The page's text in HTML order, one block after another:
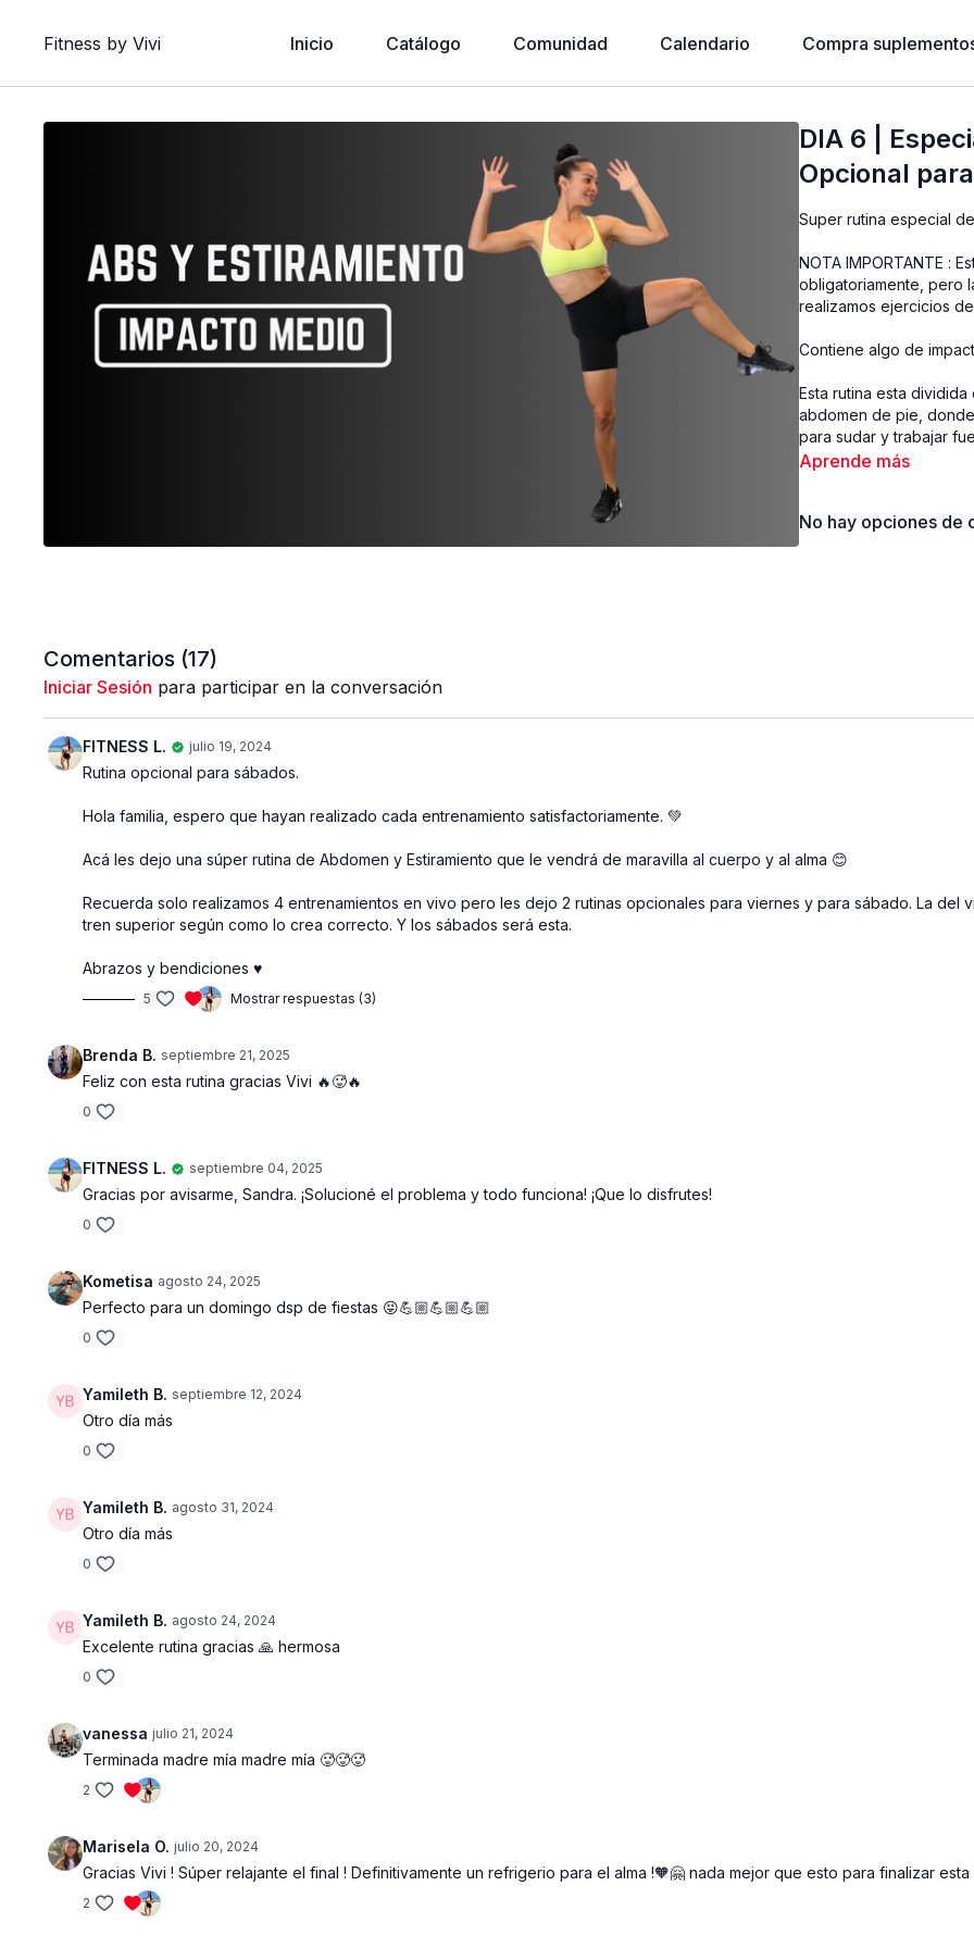
Fitness by Vivi Inicio Catálogo Comunidad Calendario Compra
DIA 6 |
Opcional
Super rutina especial
NOTA IMPORTANTE :
obligatoriamente, pero
realizamos ejercicios
Contiene algo de
Esta rutina esta
abdomen de pie,
para sudar y trabajar
rutina estilo pilates
solo con nuestro peso
Aprende más
No hay opciones de
Comentarios (17)
Iniciar Sesión para participar en la conversación
FITNESS L. julio 19, 2024
Rutina opcional para sábados.
Hola familia, espero que hayan realizado cada entrenamiento satisfactoriamente. 💚
Acá les dejo una súper rutina de Abdomen y Estiramiento que le vendrá de maravilla al cuerpo y al alma 😊
Recuerda solo realizamos 4 entrenamientos en vivo pero les dejo 2 rutinas opcionales para viernes y para sábado. La del
tren superior según como lo crea correcto. Y los sábados será esta.
Abrazos y bendiciones ♥️
5 Mostrar respuestas (3)
Brenda B. septiembre 21, 2025
Feliz con esta rutina gracias Vivi 🔥🥵🔥
0
FITNESS L. septiembre 04, 2025
Gracias por avisarme, Sandra. ¡Solucioné el problema y todo funciona! ¡Que lo disfrutes!
0
Kometisa agosto 24, 2025
Perfecto para un domingo dsp de fiestas 😝💪🏼💪🏼💪🏼
0
Yamileth B. septiembre 12, 2024
Otro día más
0
Yamileth B. agosto 31, 2024
Otro día más
0
Yamileth B. agosto 24, 2024
Excelente rutina gracias 🙏 hermosa
0
vanessa julio 21, 2024
Terminada madre mía madre mía 🥵🥵🥵
2
Marisela O. julio 20, 2024
Gracias Vivi ! Súper relajante el final ! Definitivamente un refrigerio para el alma !🧡🤗 nada mejor que esto para finalizar
2